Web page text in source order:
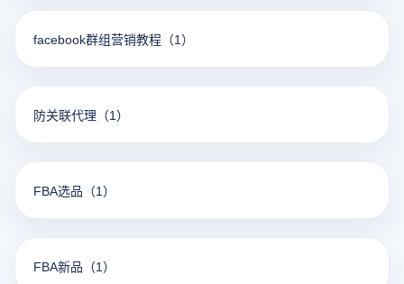
facebook群组营销教程 （1）
防关联代理 （1）
FBA选品 （1）
FBA新品 （1）